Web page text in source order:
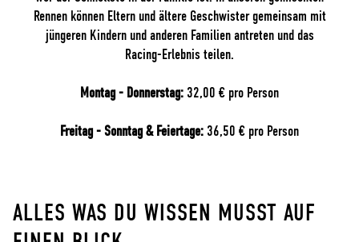
Rennen können Eltern und ältere Geschwister gemeinsam mit
jüngeren Kindern und anderen Familien antreten und das
Racing-Erlebnis teilen.
Montag - Donnerstag: 32,00 € pro Person
Freitag - Sonntag & Feiertage: 36,50 € pro Person
ALLES WAS DU WISSEN MUSST AUF